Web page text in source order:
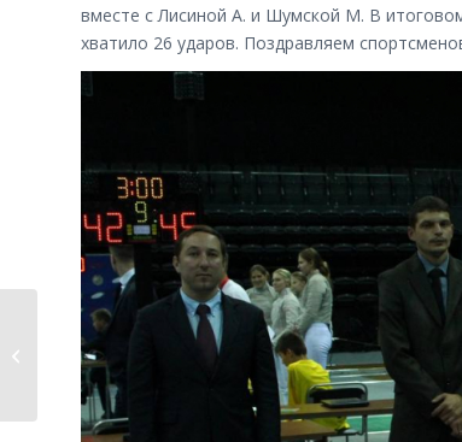
вместе с Лисиной А. и Шумской М. В
хватило 26 ударов. Поздравляем
Открытый
чемпионат Союзного
Государства